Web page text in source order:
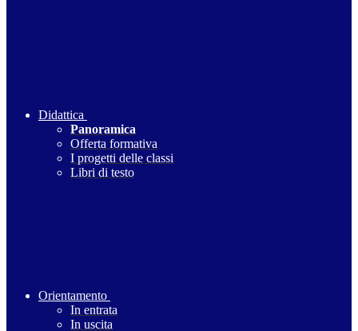
Didattica
Panoramica
Offerta formativa
I progetti delle classi
Libri di testo
Orientamento
In entrata
In uscita